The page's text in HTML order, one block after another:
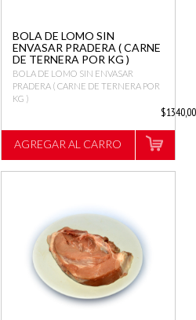
BOLA DE LOMO SIN
ENVASAR PRADERA ( CARNE
DE TERNERA POR KG )
BOLA DE LOMO SIN ENVASAR
PRADERA ( CARNE DE TERNERA POR
KG )
$1340,00
AGREGAR AL CARRO